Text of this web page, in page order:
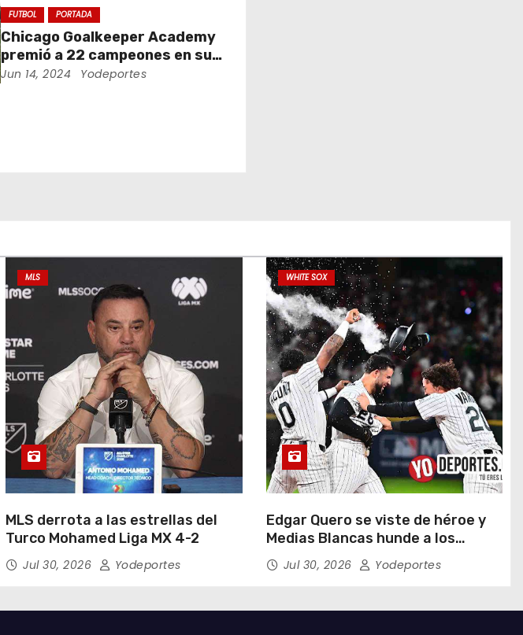
FUTBOL PORTADA
Chicago Goalkeeper Academy
premió a 22 campeones en su
torneo de porteros
Jun 14, 2024 Yodeportes
MLS
MLS derrota a las estrellas del
Turco Mohamed Liga MX 4-2
Jul 30, 2026 Yodeportes
WHITE SOX
Edgar Quero se viste de héroe y
Medias Blancas hunde a los
Yankees de Nueva York en doce
entradas
Jul 30, 2026 Yodeportes